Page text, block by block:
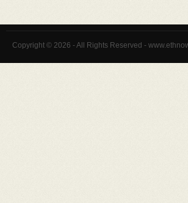
Copyright © 2026 - All Rights Reserved -